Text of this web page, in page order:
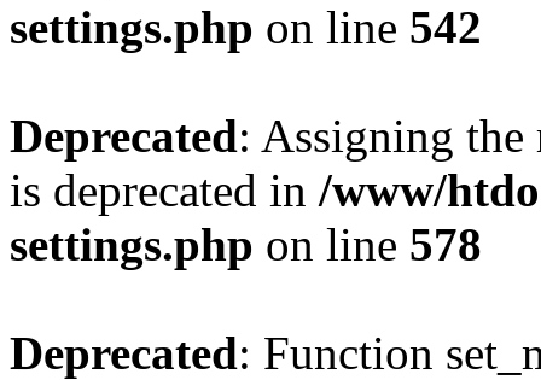
settings.php on line 542
Deprecated: Assigning the
is deprecated in /www/
settings.php on line 578
Deprecated: Function